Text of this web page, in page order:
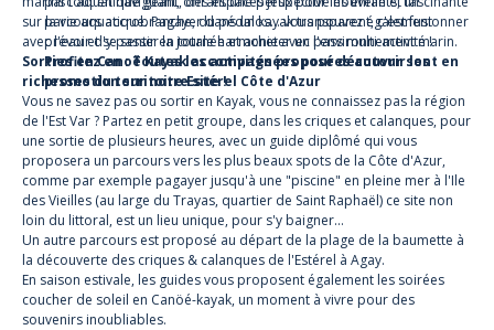
parcours accrobranche, du pédalos... vous pouvez également
prévoir d'y passer la journée et acheter un pass multi-activité !
Profitez en : Toutes les activités proposées autour sont en
promotion sur notre site !
sur la vie aquatique. Pagayer dans un kayak transparent, c'est fusionner
avec l'eau et se sentir en totale harmonie avec l'environnement marin.
Sorties en Canoë Kayak accompagnées pour découvrir les
richesses du territoire Estérel Côte d'Azur
Vous ne savez pas ou sortir en Kayak, vous ne connaissez pas la région
de l'Est Var ? Partez en petit groupe, dans les criques et calanques, pour
une sortie de plusieurs heures, avec un guide diplômé qui vous
proposera un parcours vers les plus beaux spots de la Côte d'Azur,
comme par exemple pagayer jusqu'à une "piscine" en pleine mer à l'Ile
des Vieilles (au large du Trayas, quartier de Saint Raphaël) ce site non
loin du littoral, est un lieu unique, pour s'y baigner...
Un autre parcours est proposé au départ de la plage de la baumette à
la découverte des criques & calanques de l'Estérel à Agay.
En saison estivale, les guides vous proposent également les soirées
coucher de soleil en Canöé-kayak, un moment à vivre pour des
souvenirs inoubliables.